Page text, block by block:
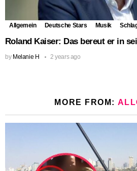
Allgemein Deutsche Stars Musik
Roland Kaiser: Das bereut er in
by Melanie H 2 years ago
MORE FROM: